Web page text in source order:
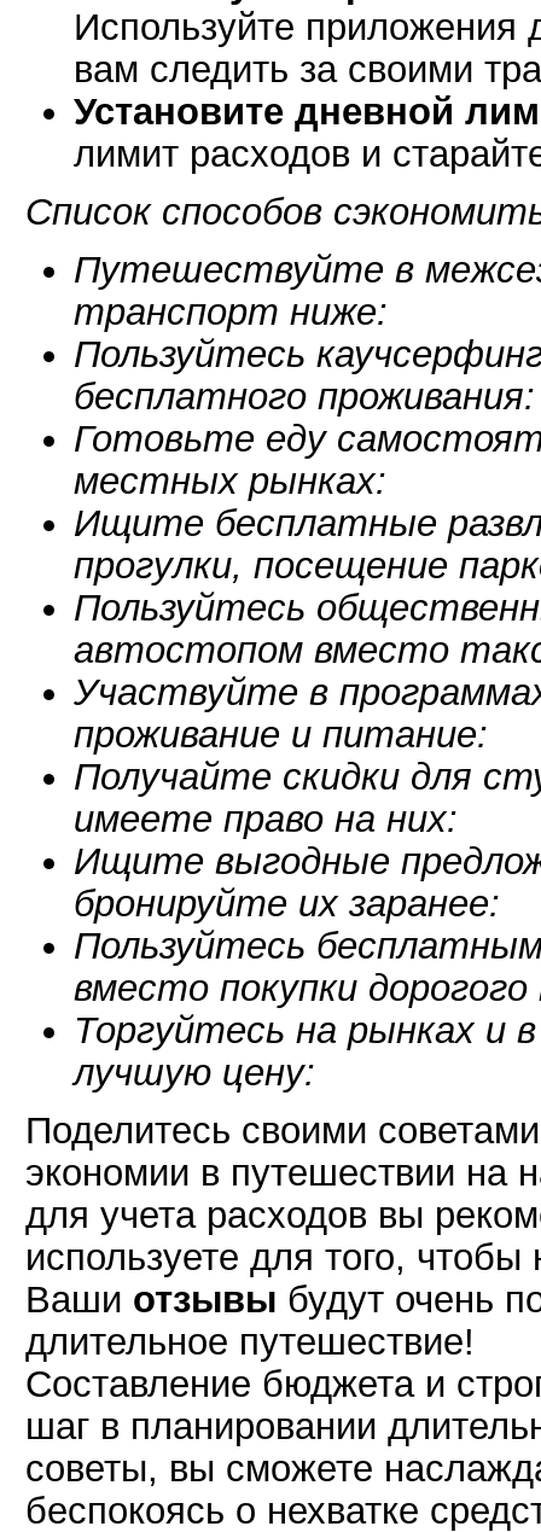
Используйте приложения
вам следить за своими
Установите дневной
лимит расходов и
Список способов
Путешествуйте в
транспорт ниже:
Пользуйтесь
бесплатного проживания:
Готовьте еду
местных рынках:
Ищите бесплатные
прогулки, посещение
Пользуйтесь
автостопом вместо
Участвуйте в
проживание и питание:
Получайте скидки для
имеете право на них:
Ищите выгодные
бронируйте их заранее:
Пользуйтесь
вместо покупки
Торгуйтесь на рынках и
лучшую цену:
Поделитесь своими
экономии в путешествии на
для учета расходов вы
используете для того,
Ваши отзывы будут очень
длительное путешествие!
Составление бюджета и
шаг в планировании
советы, вы сможете
беспокоясь о нехватке